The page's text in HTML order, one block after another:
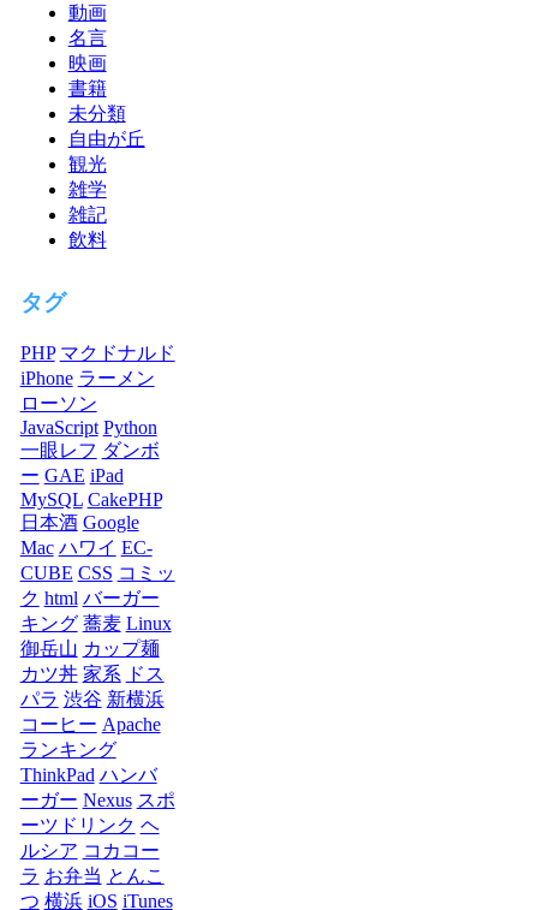
動画
名言
映画
書籍
未分類
自由が丘
観光
雑学
雑記
飲料
タグ
PHP マクドナルド
iPhone ラーメン
ローソン
JavaScript Python
一眼レフ ダンボ
ー GAE iPad
MySQL CakePHP
日本酒 Google
Mac ハワイ EC-
CUBE CSS コミッ
ク html バーガー
キング 蕎麦 Linux
御岳山 カップ麺
カツ丼 家系 ドス
パラ 渋谷 新横浜
コーヒー Apache
ランキング
ThinkPad ハンバ
ーガー Nexus スポ
ーツドリンク ヘ
ルシア コカコー
ラ お弁当 とんこ
つ 横浜 iOS iTunes